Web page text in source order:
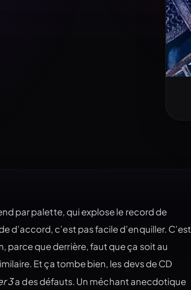
par palette, qui explose le record de
d’accord, c’est pas facile d’enquiller. C’est
parce que derrière, faut que ça soit au
Et ça tombe bien, les devs de CD
3a des défauts. Un méchant anecdotique